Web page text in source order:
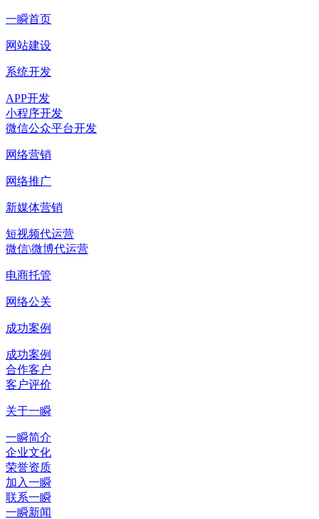
一瞬首页
网站建设
系统开发
APP开发
小程序开发
微信公众平台开发
网络营销
网络推广
新媒体营销
短视频代运营
微信\微博代运营
电商托管
网络公关
成功案例
成功案例
合作客户
客户评价
关于一瞬
一瞬简介
企业文化
荣誉资质
加入一瞬
联系一瞬
一瞬新闻